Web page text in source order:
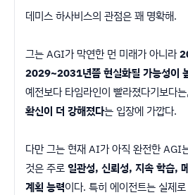
데미스 하사비스의 관점은 꽤 명확해.
그는 AGI가 막연한 먼 미래가 아니라
2029~2031년쯤 현실화될 가능성이
예전보다 타임라인이 빨라졌다기보다
확신이 더 강해졌다는 입장에 가깝다.
다만 그는 현재 AI가 아직 완전한 AGI
것은 주로일관성, 신뢰성, 지속 학습,
계획 능력이다. 특히 에이전트는 실제